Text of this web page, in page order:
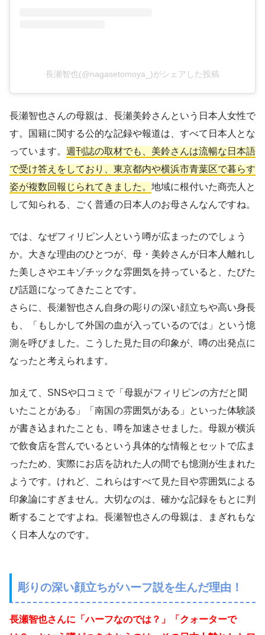
長瀬智也(@nagasetomoya_)がシェアした投稿
長瀬智也さんの母親は、長瀬美鈴さんという日本人女性で
す。国籍に関する公的な記録や報道は、すべて日本人とな
っています。 週刊誌の取材でも、美鈴さんは流暢な日本語
で受け答えをしており、東京都内や横浜市青葉区で暮らす
姿が複数回報じられてきました。 地域に根付いた商売人と
して知られる、ごく普通の日本人のお母さんなんですね。
では、なぜフィリピン人という噂が広まったのでしょう
か。大きな理由のひとつが、母・美鈴さんが日本人離れし
た美しさやエキゾチックな雰囲気を持っていると、たびた
び話題になってきたことです。
さらに、長瀬智也さん自身の彫りの深い顔立ちや高い身長
も、「もしかして外国の血が入っているのでは」という憶
測を呼びました。こうした見た目の印象が、噂の出発点に
なったと考えられます。
加えて、SNSや口コミで「母親がフィリピンの方だと聞
いたことがある」「南国の雰囲気がある」といった体験談
が書き込まれたことも、噂を加速させました。母親が横浜
で飲食店を営んでいるという具体的な情報とセットで広ま
ったため、実際にお店を訪れた人の間でも憶測が生まれた
ようです。けれど、これらはすべて見た目や雰囲気による
印象論にすぎません。大切なのは、確かな記録をもとに判
断することですよね。長瀬智也さんの母親は、まぎれもな
く日本人なのです。
彫りの深い顔立ちがハーフ説を生んだ理由！
長瀬智也さんに「ハーフなのでは？」「クォーターで